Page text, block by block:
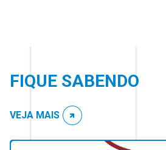
FIQUE SABENDO
VEJA MAIS